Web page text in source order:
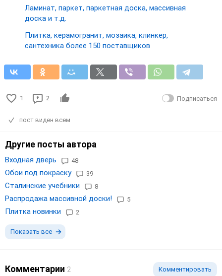
Ламинат, паркет, паркетная доска, массивная
доска и т.д.
Плитка, керамогранит, мозаика, клинкер,
сантехника более 150 поставщиков
1 2 Подписаться
пост виден всем
Другие посты автора
Входная дверь 48
Обои под покраску 39
Сталинские учебники 8
Распродажа массивной доски! 5
Плитка новинки 2
Показать все
Комментарии 2 Комментировать